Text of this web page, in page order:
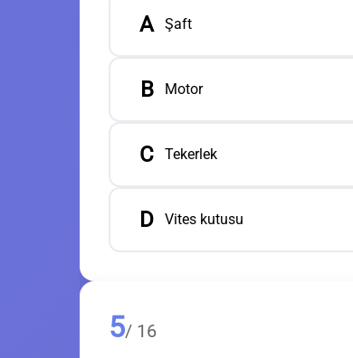
A Şaft
B Motor
C Tekerlek
D Vites kutusu
5/ 16